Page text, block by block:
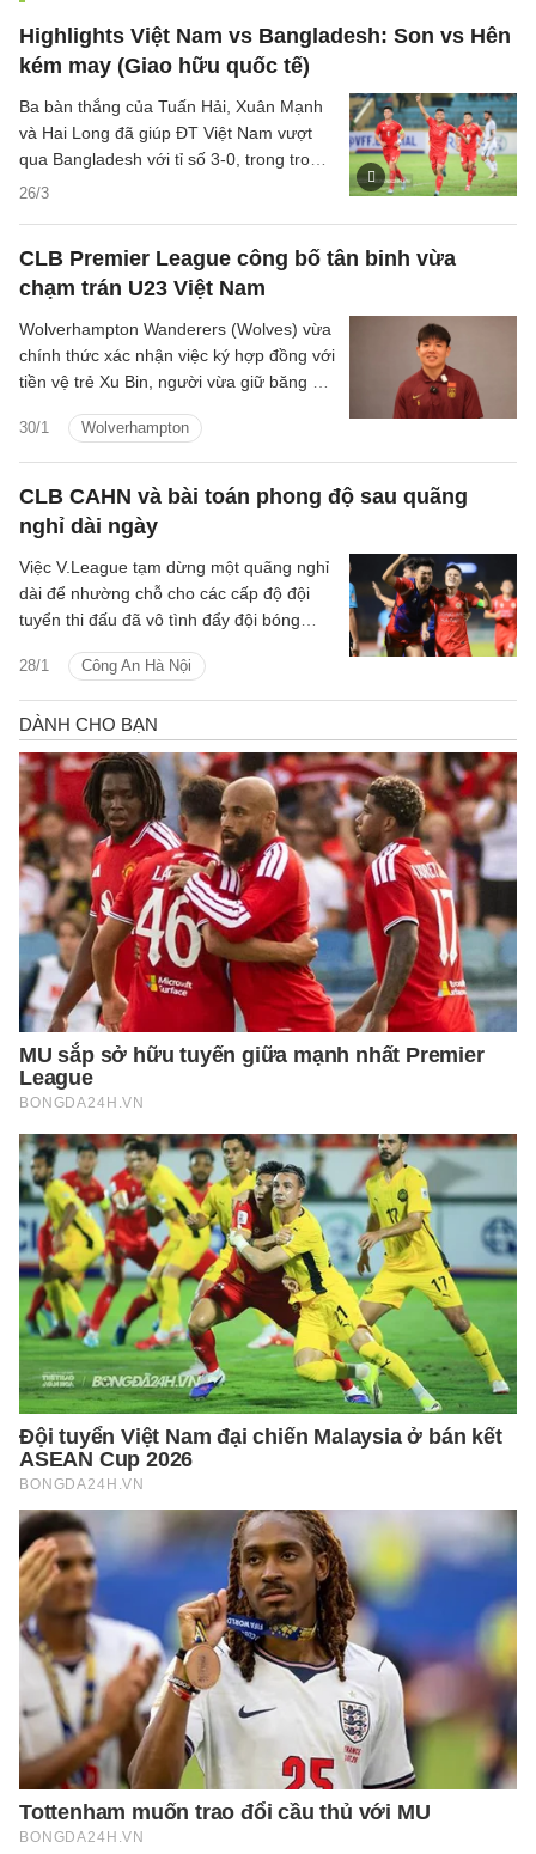
Highlights Việt Nam vs Bangladesh: Son vs Hên
kém may (Giao hữu quốc tế)
26/3
Ba bàn thắng của Tuấn Hải, Xuân Mạnh
và Hai Long đã giúp ĐT Việt Nam vượt
qua Bangladesh với tỉ số 3-0, trong trong
trận giao hữu quốc tế diễn ra tối qua 26/3
CLB Premier League công bố tân binh vừa
chạm trán U23 Việt Nam
30/1 Wolverhampton
Wolverhampton Wanderers (Wolves) vừa
chính thức xác nhận việc ký hợp đồng với
tiền vệ trẻ Xu Bin, người vừa giữ băng đội
châu Á vừa qua.
CLB CAHN và bài toán phong độ sau quãng
nghỉ dài ngày
28/1 Công An Hà Nội
Việc V.League tạm dừng một quãng nghỉ
dài để nhường chỗ cho các cấp độ đội
tuyển thi đấu đã vô tình đẩy đội bóng
phải ra sân tại đấu trường quốc tế
Shopee Cup với một bộ máy đã lâu
không được làm nóng.